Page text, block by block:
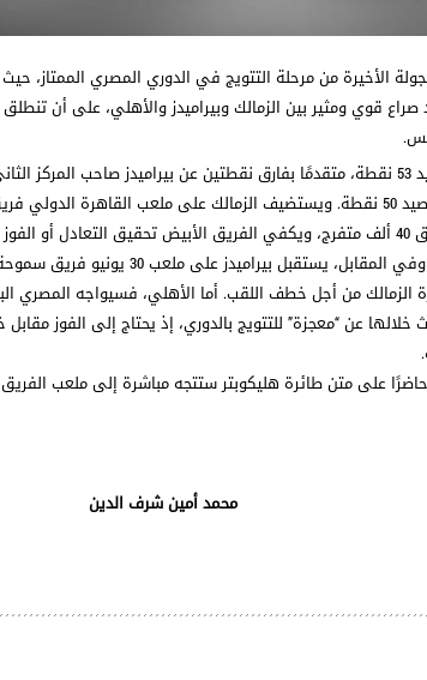
الأخيرة من مرحلة التتويج في الدوري المصري الممتاز،
قوي ومثير بين الزمالك وبيراميدز والأهلي، على أن تنطلق
فيما يحتل الأهلي المركز الثالث برصيد 50 نقطة. ويستضيف الزمالك على ملعب القاهرة
كليوباترا أمام حضور جماهيري يفوق 40 ألف متفرج، ويكفي الفريق الأبيض تحقيق التعادل
باللقب دون انتظار نتائج منافسيه. وفي المقابل، يستقبل
الزمالك من أجل خطف اللقب. أما الأهلي، فسيواجه المصري
عن “معجزة” للتتويج بالدوري، إذ يحتاج إلى الفوز مقابل
على متن طائرة هليكوبتر ستتجه مباشرة إلى ملعب
شرف الدين